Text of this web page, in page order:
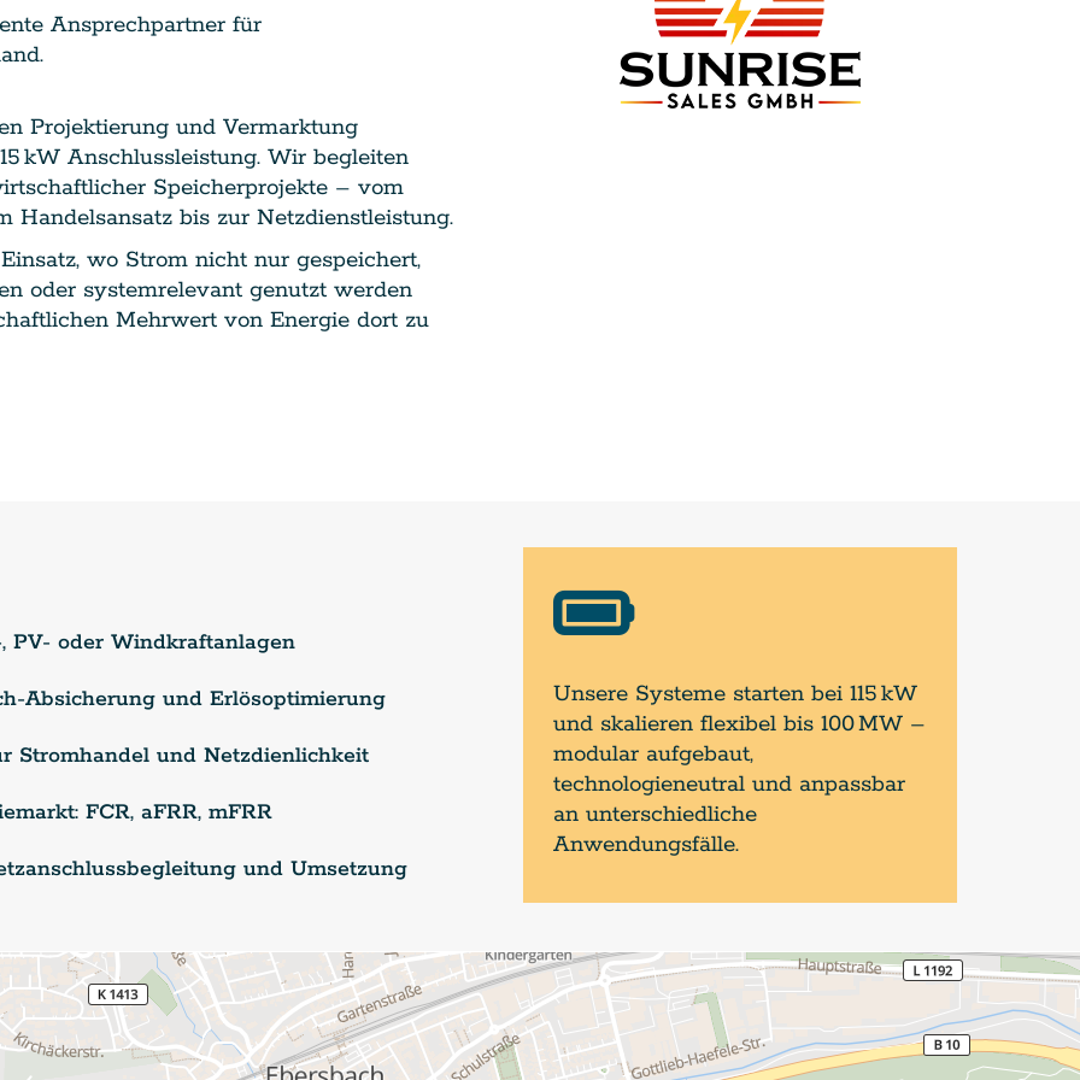
Ansprechpartner für
Projektierung und Vermarktung
kW Anschlussleistung. Wir begleiten
Speicherprojekte – vom
Handelsansatz bis zur Netzdienstleistung.
wo Strom nicht nur gespeichert,
oder systemrelevant genutzt werden
Mehrwert von Energie dort zu
PV- oder Windkraftanlagen
Absicherung und Erlösoptimierung
Stromhandel und Netzdienlichkeit
FCR, aFRR, mFRR
und Umsetzung

Unsere Systeme starten bei 115 kW
und skalieren flexibel bis 100 MW –
modular aufgebaut,
technologieneutral und anpassbar
an unterschiedliche
Anwendungsfälle.